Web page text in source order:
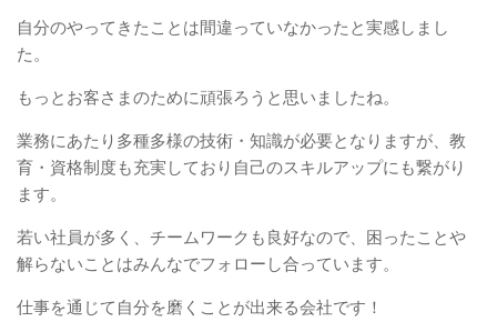
自分のやってきたことは間違っていなかったと実感しまし
た。
もっとお客さまのために頑張ろうと思いましたね。
業務にあたり多種多様の技術・知識が必要となりますが、教
育・資格制度も充実しており自己のスキルアップにも繋がり
ます。
若い社員が多く、チームワークも良好なので、困ったことや
解らないことはみんなでフォローし合っています。
仕事を通じて自分を磨くことが出来る会社です！